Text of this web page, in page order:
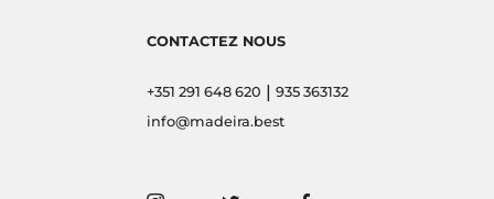
CONTACTEZ NOUS
+351 291 648 620 | 935 363132
info@madeira.best